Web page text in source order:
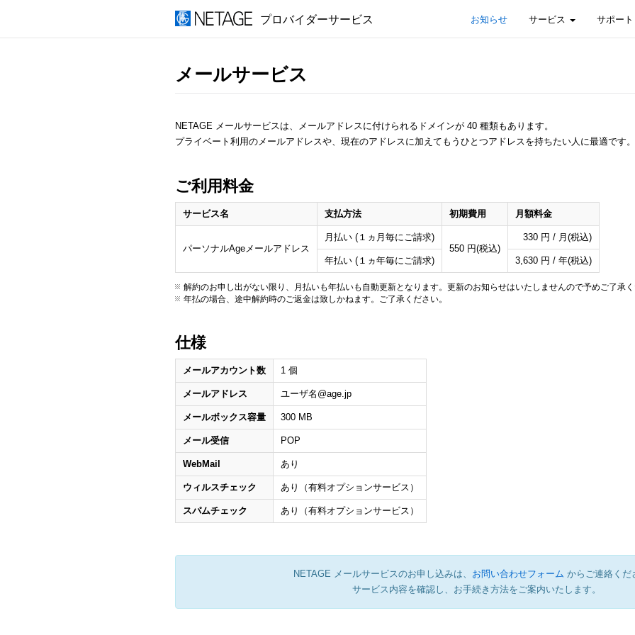
プロバイダーサービス お知らせ サービス サポート
メールサービス
NETAGE メールサービスは、メールアドレスに付けられるドメインが 40 種類もあります。
プライベート利用のメールアドレスや、現在のアドレスに加えてもうひとつアドレスを持ちたい人に最適です。
ご利用料金
サービス名 支払方法 初期費用 月額料金
パーソナルAgeメールアドレス
月払い (１ヵ月毎にご請求)
550 円(税込)
330 円 / 月(税込)
年払い (１ヵ年毎にご請求) 3,630 円 / 年(税込)
解約のお申し出がない限り、月払いも年払いも自動更新となります。更新のお知らせはいたしませんので予めご了承
年払の場合、途中解約時のご返金は致しかねます。ご了承ください。
仕様
メールアカウント数 1 個
メールアドレス ユーザ名@age.jp
メールボックス容量 300 MB
メール受信 POP
WebMail あり
ウィルスチェック あり（有料オプションサービス）
スパムチェック あり（有料オプションサービス）
NETAGE メールサービスのお申し込みは、 お問い合わせフォーム からご連絡くだ
サービス内容を確認し、お手続き方法をご案内いたします。